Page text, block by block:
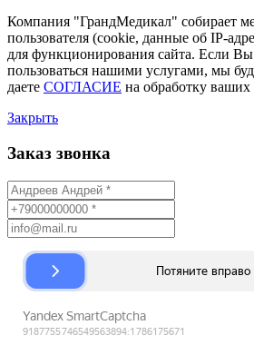
Компания "ГрандМедикал" собирает
пользователя (cookie, данные об IP-
для функционирования сайта. Если
пользоваться нашими услугами, мы
даете СОГЛАСИЕ на обработку
Закрыть
Заказ звонка